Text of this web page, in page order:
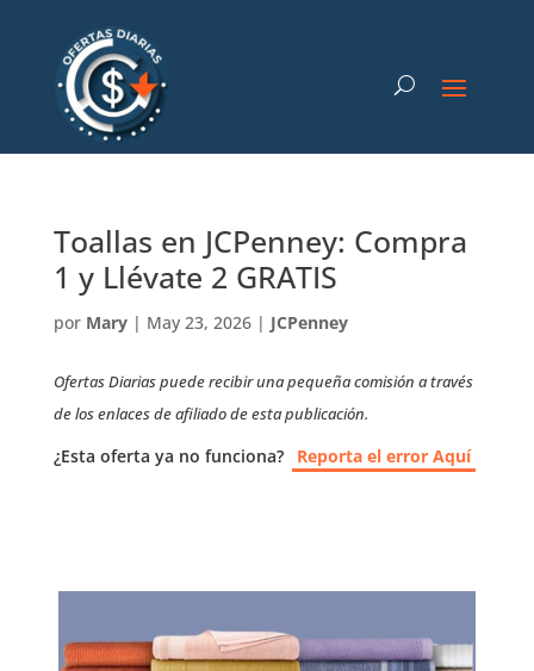
Toallas en JCPenney: Compra
1 y Llévate 2 GRATIS
por Mary| May 23, 2026| JCPenney
Ofertas Diarias puede recibir una pequeña comisión a través
de los enlaces de afiliado de esta publicación.
¿Esta oferta ya no funciona? Reporta el error Aquí